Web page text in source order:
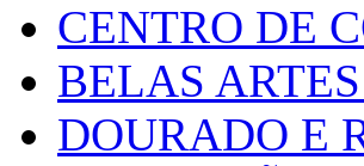
CENTRO DE
BELAS
DOURADO E